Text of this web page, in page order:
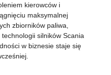
kierowców i
maksymalnej
zbiorników paliwa,
silników Scania
w biznesie staje się